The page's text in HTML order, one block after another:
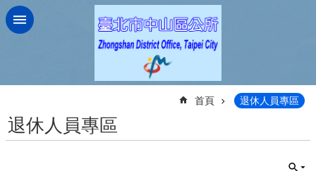
跳到主要內容區塊
首頁 退休人員專區
退休人員專區